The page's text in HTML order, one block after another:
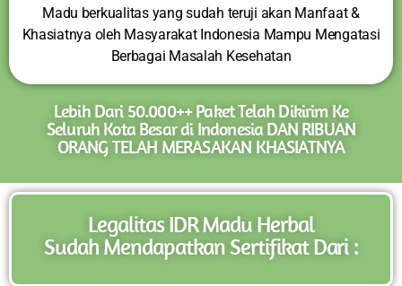
Madu berkualitas yang sudah teruji akan Manfaat &
Khasiatnya oleh Masyarakat Indonesia Mampu Mengatasi
Berbagai Masalah Kesehatan
Lebih Dari 50.000++ Paket Telah Dikirim Ke
Seluruh Kota Besar di Indonesia DAN RIBUAN
ORANG TELAH MERASAKAN KHASIATNYA
Legalitas IDR Madu Herbal
Sudah Mendapatkan Sertifikat Dari :